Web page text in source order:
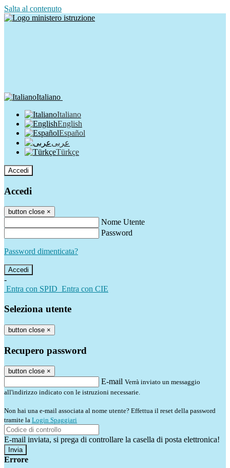
Salta al contenuto
Italiano
Italiano
English
Español
عربى
Türkçe
Accedi
Accedi
button close ×
Nome Utente
Password
Password dimenticata?
-
Entra con SPID Entra con CIE
Seleziona utente
button close ×
Recupero password
button close ×
E-mail Verrà inviato un messaggio
all'indirizzo indicato con le istruzioni necessarie.
Non hai una e-mail associata al nome utente? Effettua il reset della password
tramite la Login Spaggiari
E-mail inviata, si prega di controllare la casella di posta elettronica!
Errore